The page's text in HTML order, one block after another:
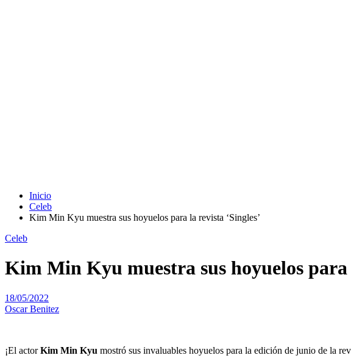
Inicio
Celeb
Kim Min Kyu muestra sus hoyuelos para la revista ‘Singles’
Celeb
Kim Min Kyu muestra sus hoyuelos para
18/05/2022
Oscar Benitez
¡El actorKim Min Kyu mostró sus invaluables hoyuelos para la edición de junio de la